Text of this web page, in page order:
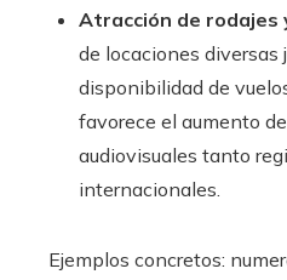
Atracción de rodajes
de locaciones diversas
disponibilidad de
favorece el aumento
audiovisuales tanto
internacionales.
Ejemplos concretos: